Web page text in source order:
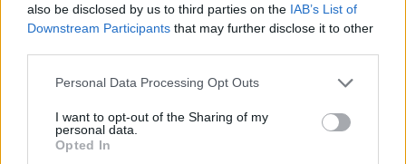
also be disclosed by us to third parties on the IAB’s List of
Downstream Participants that may further disclose it to other
Personal Data Processing Opt Outs
I want to opt-out of the Sharing of my
personal data.
Opted In